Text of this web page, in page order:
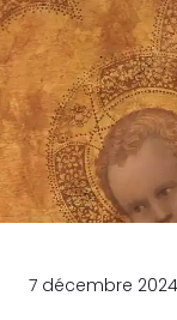
7 décembre 2024